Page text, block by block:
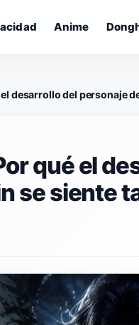
Anime
desarrollo del personaje
qué el
se siente